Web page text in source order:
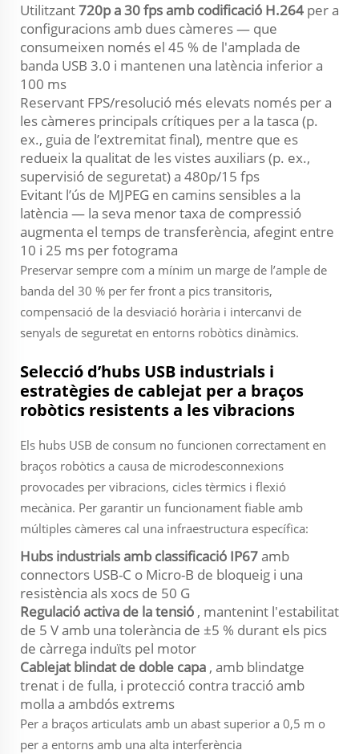
Utilitzant720p a 30 fps amb codificació H.264 per a
configuracions amb dues càmeres — que
consumeixen només el 45 % de l'amplada de
banda USB 3.0 i mantenen una latència inferior a
100 ms
Reservant FPS/resolució més elevats només per a
les càmeres principals crítiques per a la tasca (p.
ex., guia de l’extremitat final), mentre que es
redueix la qualitat de les vistes auxiliars (p. ex.,
supervisió de seguretat) a 480p/15 fps
Evitant l’ús de MJPEG en camins sensibles a la
latència — la seva menor taxa de compressió
augmenta el temps de transferència, afegint entre
10 i 25 ms per fotograma
Preservar sempre com a mínim un marge de l’ample de
banda del 30 % per fer front a pics transitoris,
compensació de la desviació horària i intercanvi de
senyals de seguretat en entorns robòtics dinàmics.
Selecció d’hubs USB industrials i
estratègies de cablejat per a braços
robòtics resistents a les vibracions
Els hubs USB de consum no funcionen correctament en
braços robòtics a causa de microdesconnexions
provocades per vibracions, cicles tèrmics i flexió
mecànica. Per garantir un funcionament fiable amb
múltiples càmeres cal una infraestructura específica:
Hubs industrials amb classificació IP67amb
connectors USB-C o Micro-B de bloqueig i una
resistència als xocs de 50 G
Regulació activa de la tensió , mantenint l'estabilitat
de 5 V amb una tolerància de ±5 % durant els pics
de càrrega induïts pel motor
Cablejat blindat de doble capa , amb blindatge
trenat i de fulla, i protecció contra tracció amb
molla a ambdós extrems
Per a braços articulats amb un abast superior a 0,5 m o
per a entorns amb una alta interferència